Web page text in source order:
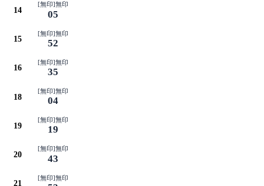
14
[無印]無印
05
15
[無印]無印
52
16
[無印]無印
35
18
[無印]無印
04
19
[無印]無印
19
20
[無印]無印
43
21
[無印]無印